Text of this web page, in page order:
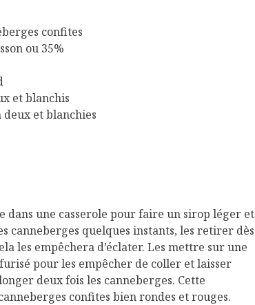
confites
ou 35%
et blanchis
deux et blanchies
dans une casserole pour faire un sirop léger et
canneberges quelques instants, les retirer dès
les empêchera d’éclater. Les mettre sur une
pour les empêcher de coller et laisser
deux fois les canneberges. Cette
confites bien rondes et rouges.